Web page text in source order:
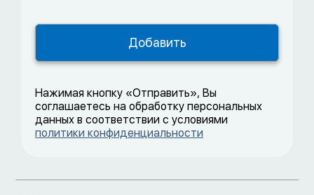
Нажимая кнопку «Отправить», Вы
соглашаетесь на обработку персональных
данных в соответствии с условиями
политики конфиденциальности